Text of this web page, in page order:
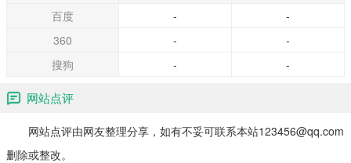
百度
-
-
360
-
-
搜狗
- -
网站点评
网站点评由网友整理分享，如有不妥可联系本站123456@qq.com
删除或整改。